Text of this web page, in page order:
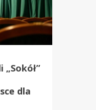
„Sokół”
dla